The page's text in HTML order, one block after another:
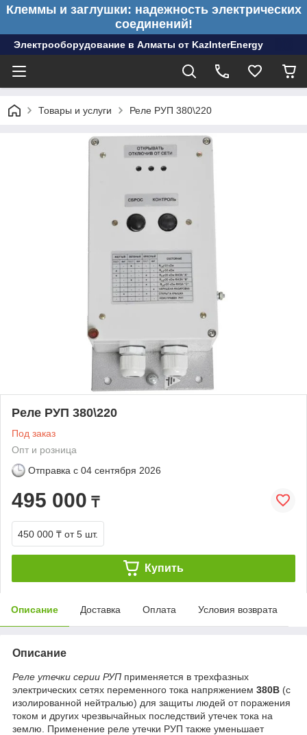
Клеммы и заглушки: надежность электрических
соединений!
Электрооборудование в Алматы от KazInterEnergy
Товары и услуги Реле РУП 380\220
Реле РУП 380\220
Под заказ
Опт и розница
Отправка с 04 сентября 2026
495 000 ₸
450 000 ₸ от 5 шт.
Купить
Описание Доставка Оплата Условия возврата
Описание
Реле утечки серии РУП применяется в трехфазных
электрических сетях переменного тока напряжением 380В (с
изолированной нейтралью) для защиты людей от поражения
током и других чрезвычайных последствий утечек тока на
землю. Применение реле утечки РУП также уменьшает